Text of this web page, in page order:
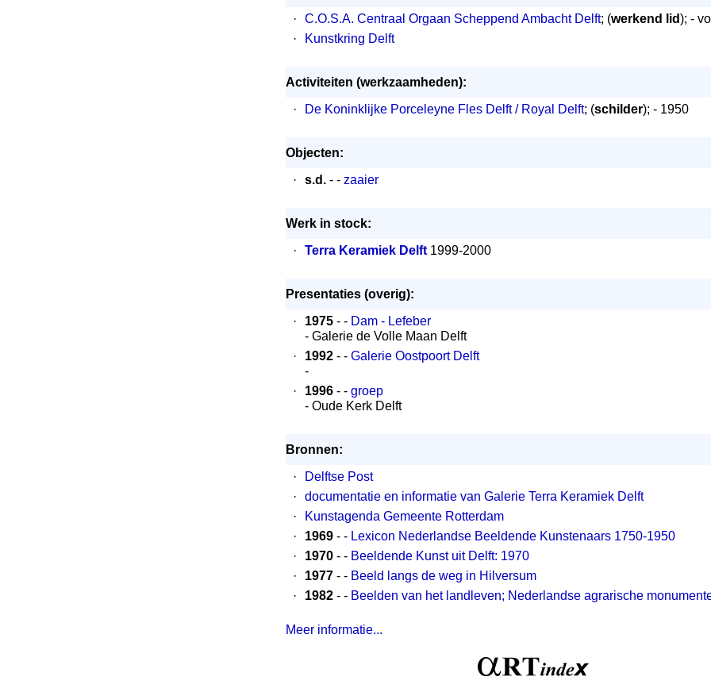
·
C.O.S.A. Centraal Orgaan Scheppend Ambacht Delft; (werkend lid); -
·
Kunstkring Delft
Activiteiten (werkzaamheden):
·
De Koninklijke Porceleyne Fles Delft / Royal Delft; (schilder); - 1950
Objecten:
·
s.d.- - zaaier
Werk in stock:
·
Terra Keramiek Delft1999-2000
Presentaties (overig):
·
1975- - Dam - Lefeber
- Galerie de Volle Maan Delft
·
1992- - Galerie Oostpoort Delft
-
·
1996- - groep
- Oude Kerk Delft
Bronnen:
·
Delftse Post
·
documentatie en informatie van Galerie Terra Keramiek Delft
·
Kunstagenda Gemeente Rotterdam
·
1969- - Lexicon Nederlandse Beeldende Kunstenaars 1750-1950
·
1970- - Beeldende Kunst uit Delft: 1970
·
1977- - Beeld langs de weg in Hilversum
·
1982- - Beelden van het landleven; Nederlandse agrarische
Meer informatie...